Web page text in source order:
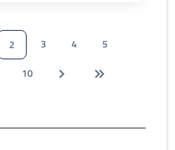
2 3 4
5
10